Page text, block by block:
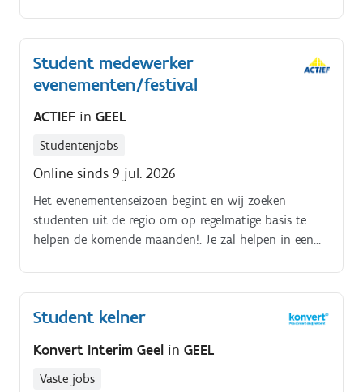
het weekend Voor ons hotel zijn wij op zoek naar
een gemotiveerde student of flexi jobber voor de
schoonmaak van hotelkamers en gemeenschappelijke
ruimtes op zaterdag en zondag Taken:. ✔
Student medewerker
evenementen/festival
ACTIEF in GEEL
Studentenjobs
Online sinds 9 jul. 2026
Het evenementenseizoen begint en wij zoeken
studenten uit de regio om op regelmatige basis te
helpen de komende maanden!. Je zal helpen in een
verdienen op regelmatige basis solliciteer dan snel!.
Student kelner
Konvert Interim Geel in GEEL
Vaste jobs